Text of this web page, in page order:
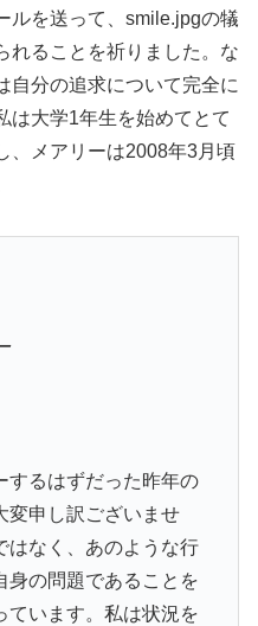
ルを送って、smile.jpgの犠
れることを祈りました。な
自分の追求について完全に
は大学1年生を始めてとて
、メアリーは2008年3月頃
するはずだった昨年の
変申し訳ございませ
はなく、あのような行
身の問題であることを
ています。私は状況を